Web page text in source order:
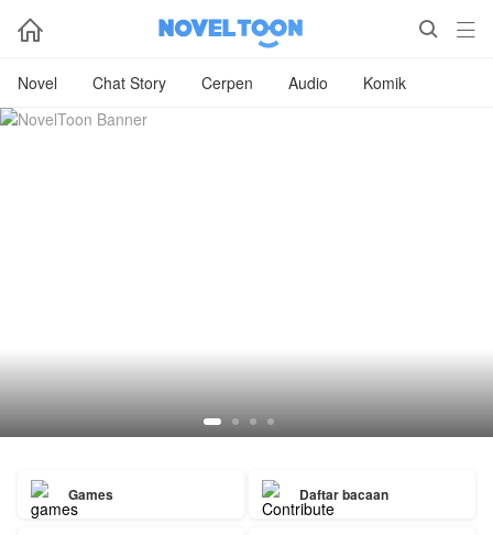
  
Novel Chat Story Cerpen Audio Komik
Games Daftar bacaan